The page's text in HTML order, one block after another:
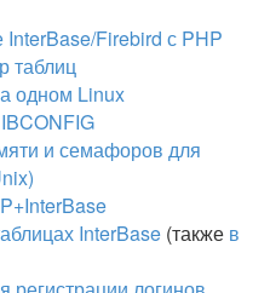
InterBase/Firebird с PHP
таблиц
одном Linux
и семафоров для
InterBase (также в